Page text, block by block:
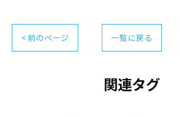
< 前のページ 一覧に戻る
関連タグ